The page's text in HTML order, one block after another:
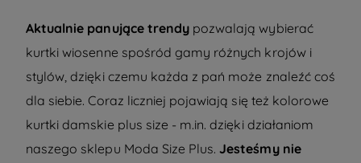
Aktualnie panujące trendy pozwalają wybierać
kurtki wiosenne spośród gamy różnych krojów i
stylów, dzięki czemu każda z pań może znaleźć coś
dla siebie. Coraz liczniej pojawiają się też kolorowe
kurtki damskie plus size - m.in. dzięki działaniom
naszego sklepu Moda Size Plus.Jesteśmy nie